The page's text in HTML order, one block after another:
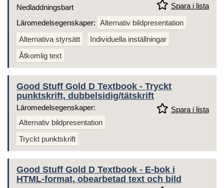
Spara i lista
Nedladdningsbart
Läromedelsegenskaper: Alternativ bildpresentation
Alternativa styrsätt
Individuella inställningar
Åtkomlig text
Good Stuff Gold D Textbook - Tryckt
punktskrift, dubbelsidig/tätskrift
Spara i lista
Läromedelsegenskaper:
Alternativ bildpresentation
Tryckt punktskrift
Good Stuff Gold D Textbook - E-bok i
HTML-format, obearbetad text och bild